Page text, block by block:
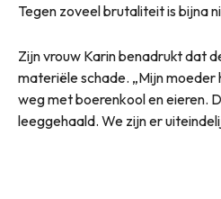
Tegen zoveel brutaliteit is bijna
Zijn vrouw Karin benadrukt dat
materiële schade. „Mijn moeder
weg met boerenkool en eieren.
leeggehaald. We zijn er